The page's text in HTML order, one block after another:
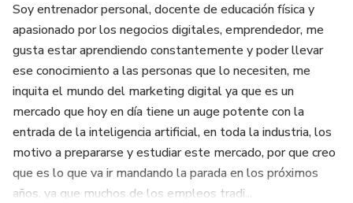
Soy entrenador personal, docente de educación física y
apasionado por los negocios digitales, emprendedor, me
gusta estar aprendiendo constantemente y poder llevar
ese conocimiento a las personas que lo necesiten, me
inquita el mundo del marketing digital ya que es un
mercado que hoy en día tiene un auge potente con la
entrada de la inteligencia artificial, en toda la industria, los
motivo a prepararse y estudiar este mercado, por que creo
que es lo que va ir mandando la parada en los próximos
años, ya que muchos de los empleos tradi...